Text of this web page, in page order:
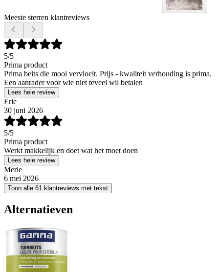
Meeste sterren klantreviews
5/5
Prima product
Prima beits die mooi vervloeit. Prijs - kwaliteit verhouding is prima.
Een aanrader voor wie niet teveel wil betalen
Lees hele review
Eric
30 juni 2026
5/5
Prima product
Werkt makkelijk en doet wat het moet doen
Lees hele review
Merle
6 mei 2026
Toon alle 61 klantreviews met tekst
Alternatieven